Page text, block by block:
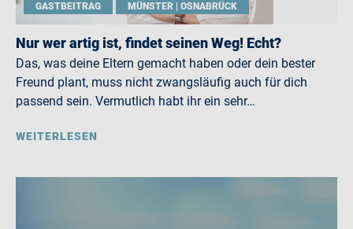
GASTBEITRAG MÜNSTER | OSNABRÜCK
Nur wer artig ist, findet seinen Weg! Echt?
Das, was deine Eltern gemacht haben oder dein bester
Freund plant, muss nicht zwangsläufig auch für dich
passend sein. Vermutlich habt ihr ein sehr…
WEITERLESEN